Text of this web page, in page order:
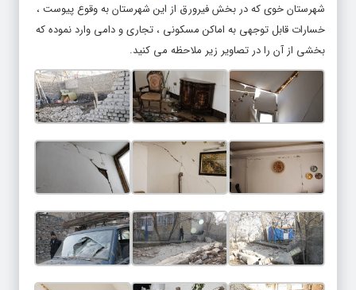
خسارات قابل توجهی به اماکن مسکونی ، تجاری و دامی وارد نموده که
بخشی از آن را در تصاویر زیر ملاحظه می کنید.